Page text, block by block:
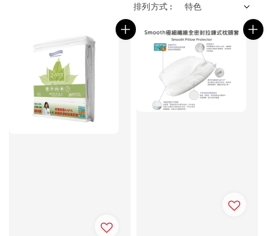
排列方式 :